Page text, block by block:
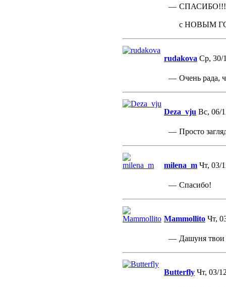
—
с НОВЫМ
rudakova Ср, 30/
— Очень рада,
Deza_vju Вс, 06/
— Просто
milena_m Чт, 03/
— Спасибо!
Mammollito Чт,
— Дашуня твои
Butterfly Чт, 03/